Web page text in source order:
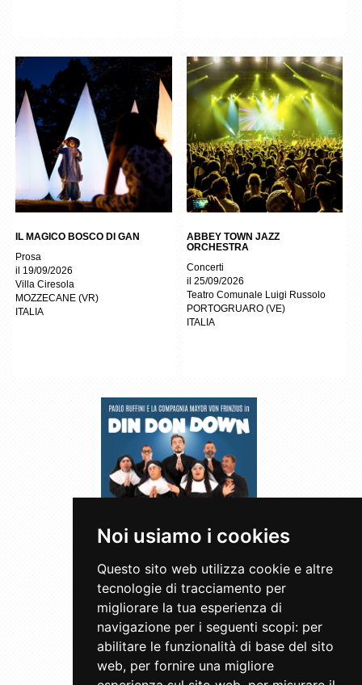
Noi usiamo i cookies
Questo sito web utilizza cookie e altre
tecnologie di tracciamento per
migliorare la tua esperienza di
navigazione per i seguenti scopi: per
abilitare le funzionalità di base del sito
web, per fornire una migliore
IL MAGICO BOSCO DI GAN
Prosa
il 19/09/2026
Villa Ciresola
MOZZECANE (VR)
ITALIA
ABBEY TOWN JAZZ
ORCHESTRA
Concerti
il 25/09/2026
Teatro Comunale Luigi Russolo
PORTOGRUARO(VE)
ITALIA
PAOLO RUFFINI - DIN DON
DOWN. ALLA RICERCA DI D(IO)
Prosa
il 19/11/2026
Palazzo del Turismo
JESOLO (VE)
ITALIA